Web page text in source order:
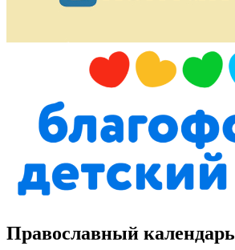
Православный календарь